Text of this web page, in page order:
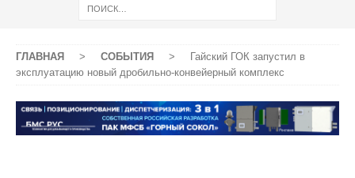
ГЛАВНАЯ > СОБЫТИЯ >
Гайский ГОК запустил в
эксплуатацию новый дробильно-конвейерный комплекс